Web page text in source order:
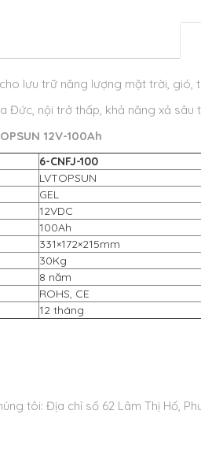
lưu trữ năng lượng mặt trời, gió,
Đức, nội trở thấp, khả năng xả sâu
12V-100Ah
6-CNFJ-100
LVTOPSUN
GEL
12VDC
100Ah
331×172×215mm
30Kg
8 năm
ROHS, CE
12 tháng
tôi: Địa chỉ số 62 Lâm Thị Hố,